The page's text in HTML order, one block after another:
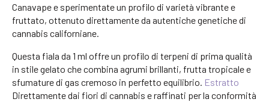
Canavape e sperimentate un profilo di varietà vibrante e
fruttato, ottenuto direttamente da autentiche genetiche di
cannabis californiane.
Questa fiala da 1 ml offre un profilo di terpeni di prima qualità
in stile gelato che combina agrumi brillanti, frutta tropicale e
sfumature di gas cremoso in perfetto equilibrio. Estratto
Direttamente dai fiori di cannabis e raffinati per la conformità